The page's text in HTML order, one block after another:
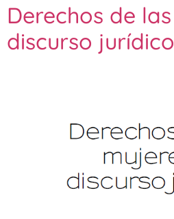
Derechos de
discurso jurídico